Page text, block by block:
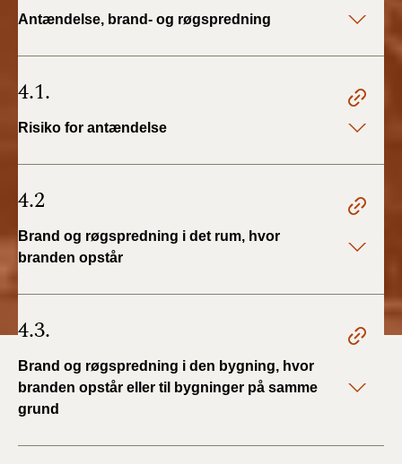
Antændelse, brand- og røgspredning
4.1.
Risiko for antændelse
4.2
Brand og røgspredning i det rum, hvor
branden opstår
4.3.
Brand og røgspredning i den bygning, hvor
branden opstår eller til bygninger på samme
grund